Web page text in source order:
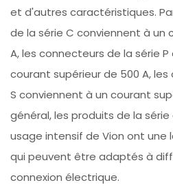
et d'autres caractéristiques.
de la série C conviennent à un
A, les connecteurs de la série
courant supérieur de 500 A,
S conviennent à un courant
général, les produits de la
usage intensif de Vion ont
qui peuvent être adaptés à
connexion électrique.